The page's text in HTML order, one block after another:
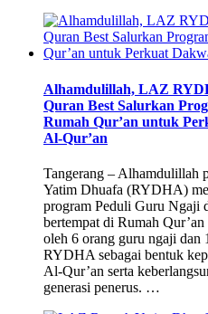
Alhamdulillah, LAZ
Quran Best Salurkan
Rumah Qur’an untuk
Al-Qur’an
Tangerang – Alhamdulillah
Yatim Dhuafa (RYDHA)
program Peduli Guru Ngaji
bertempat di Rumah
oleh 6 orang guru ngaji dan
RYDHA sebagai bentuk
Al-Qur’an serta
generasi penerus. …